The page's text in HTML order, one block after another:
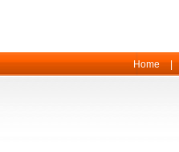
Home |